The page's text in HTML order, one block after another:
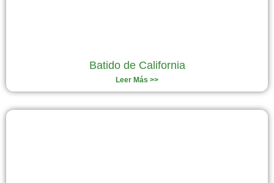
Batido de California
Leer Más >>